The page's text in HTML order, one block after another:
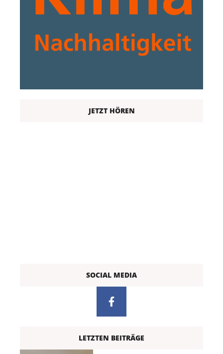
JETZT HÖREN
SOCIAL MEDIA
LETZTEN BEITRÄGE